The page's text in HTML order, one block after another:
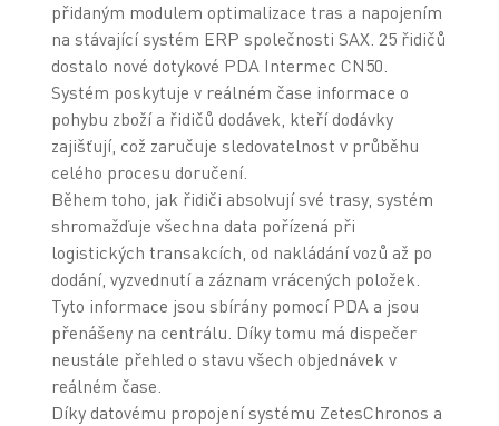
přidaným modulem optimalizace tras a napojením
na stávající systém ERP společnosti SAX. 25 řidičů
dostalo nové dotykové PDA Intermec CN50.
Systém poskytuje v reálném čase informace o
pohybu zboží a řidičů dodávek, kteří dodávky
zajišťují, což zaručuje sledovatelnost v průběhu
celého procesu doručení.
Během toho, jak řidiči absolvují své trasy, systém
shromažďuje všechna data pořízená při
logistických transakcích, od nakládání vozů až po
dodání, vyzvednutí a záznam vrácených položek.
Tyto informace jsou sbírány pomocí PDA a jsou
přenášeny na centrálu. Díky tomu má dispečer
neustále přehled o stavu všech objednávek v
reálném čase.
Díky datovému propojení systému ZetesChronos a